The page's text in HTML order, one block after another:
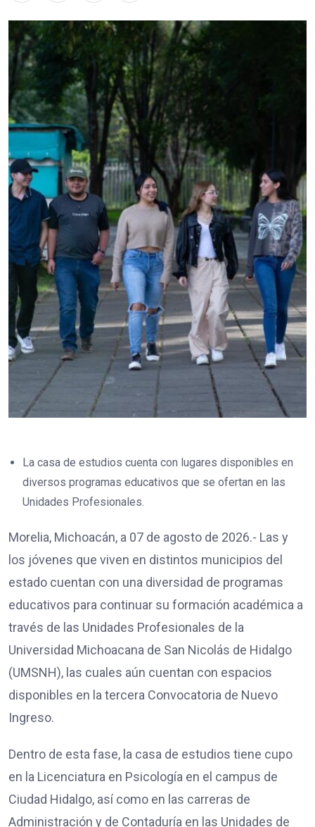
La casa de estudios cuenta con lugares disponibles en
diversos programas educativos que se ofertan en las
Unidades Profesionales.
Morelia, Michoacán, a 07 de agosto de 2026.- Las y
los jóvenes que viven en distintos municipios del
estado cuentan con una diversidad de programas
educativos para continuar su formación académica a
través de las Unidades Profesionales de la
Universidad Michoacana de San Nicolás de Hidalgo
(UMSNH), las cuales aún cuentan con espacios
disponibles en la tercera Convocatoria de Nuevo
Ingreso.
Dentro de esta fase, la casa de estudios tiene cupo
en la Licenciatura en Psicología en el campus de
Ciudad Hidalgo, así como en las carreras de
Administración y de Contaduría en las Unidades de